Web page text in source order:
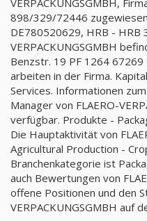
VERPACKUNGSGMBH,
898/329/72446
DE780520629, HRB - HRB
VERPACKUNGSGMBH
Benzstr. 19 PF 1264
arbeiten in der Firma.
Services. Informationen
Manager von FLAERO-
verfügbar. Produkte -
Die Hauptaktivität von
Agricultural Production -
Branchenkategorie ist
auch Bewertungen von
offene Positionen und den
VERPACKUNGSGMBH auf